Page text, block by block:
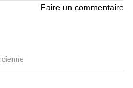
Faire un commentaire